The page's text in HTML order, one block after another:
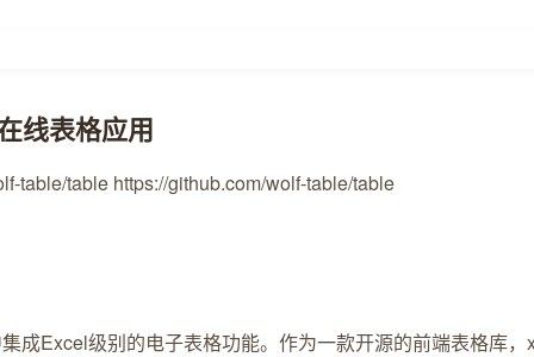
线表格应用
table/table https://github.com/wolf-table/table
成Excel级别的电子表格功能。作为一款开源的前端表格